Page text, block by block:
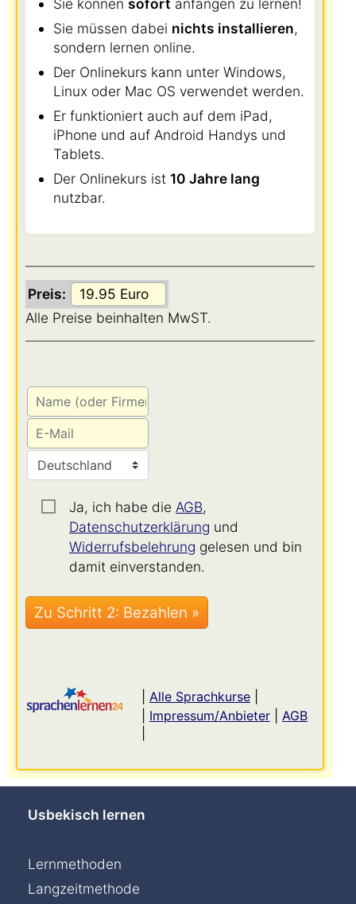
Sie können sofort anfangen zu lernen!
Sie müssen dabei nichts installieren,
sondern lernen online.
Der Onlinekurs kann unter Windows,
Linux oder Mac OS verwendet werden.
Er funktioniert auch auf dem iPad,
iPhone und auf Android Handys und
Tablets.
Der Onlinekurs ist 10 Jahre lang
nutzbar.
Preis:
Alle Preise beinhalten MwST.
Ja, ich habe die AGB,
Datenschutzerklärung und
Widerrufsbelehrung gelesen und bin
damit einverstanden.
Alle Sprachkurse
Impressum/Anbieter
AGB
Usbekisch lernen
Lernmethoden
Langzeitmethode